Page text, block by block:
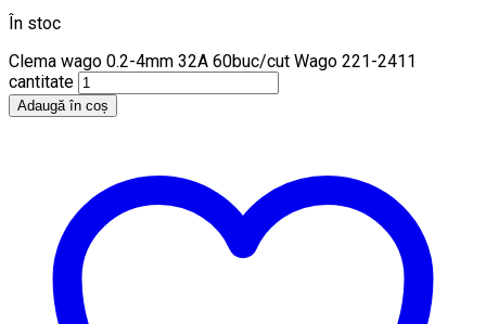
În stoc
Clema wago 0.2-4mm 32A 60buc/cut Wago 221-2411
cantitate
Adaugă în coș